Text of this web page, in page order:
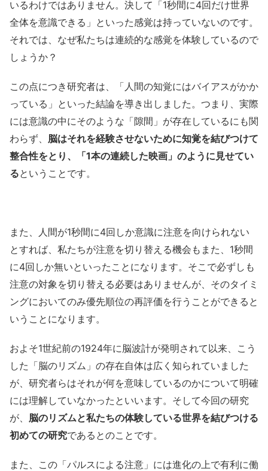
いるわけではありません。決して「1秒間に4回だけ世界
全体を意識できる」といった感覚は持っていないのです。
それでは、なぜ私たちは連続的な感覚を体験しているので
しょうか？
この点につき研究者は、「人間の知覚にはバイアスがかか
っている」といった結論を導き出しました。つまり、実際
には意識の中にそのような「隙間」が存在しているにも関
わらず、 脳はそれを経験させないために知覚を結びつけて
整合性をとり、「1本の連続した映画」のように見せてい
るということです。
また、人間が1秒間に4回しか意識に注意を向けられない
とすれば、私たちが注意を切り替える機会もまた、1秒間
に4回しか無いといったことになります。そこで必ずしも
注意の対象を切り替える必要はありませんが、そのタイミ
ングにおいてのみ優先順位の再評価を行うことができると
いうことになります。
およそ1世紀前の1924年に脳波計が発明されて以来、こう
した「脳のリズム」の存在自体は広く知られていました
が、研究者らはそれが何を意味しているのかについて明確
には理解していなかったといいます。そして今回の研究
が、 脳のリズムと私たちの体験している世界を結びつける
初めての研究であるとのことです。
また、この「パルスによる注意」には進化の上で有利に働